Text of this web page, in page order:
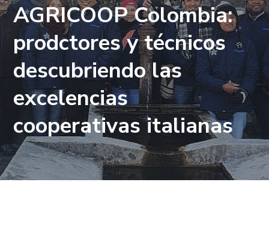
AGRICOOP Colombia:
prodctores y técnicos
descubriendo las
excelencias
cooperativas italianas